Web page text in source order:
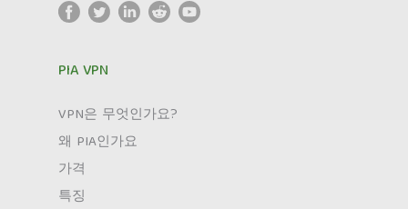
PIA VPN
VPN은 무엇인가요?
왜 PIA인가요
가격
특징